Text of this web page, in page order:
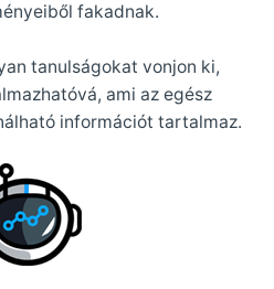
fakadnak.
tanulságokat vonjon ki,
ami az egész
információt tartalmaz.